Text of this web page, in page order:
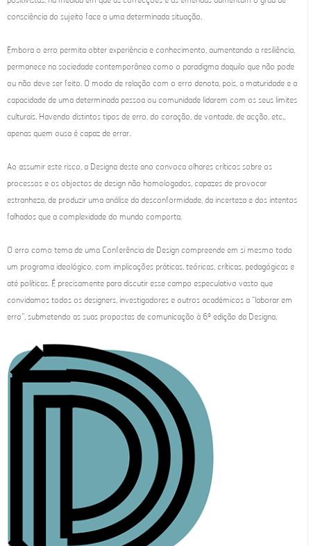
consciência do sujeito face a uma determinada situação.
Embora o erro permita obter experiência e conhecimento, aumentando a resiliência,
permanece na sociedade contemporânea como o paradigma daquilo que não pode
ou não deve ser feito. O modo de relação com o erro denota, pois, a maturidade e a
capacidade de uma determinada pessoa ou comunidade lidarem com os seus limites
culturais. Havendo distintos tipos de erro, do coração, de vontade, de acção, etc.,
apenas quem ousa é capaz de errar.
Ao assumir este risco, a Designa deste ano convoca olhares críticos sobre os
processos e os objectos de design não homologados, capazes de provocar
estranheza, de produzir uma análise da desconformidade, da incerteza e dos intentos
falhados que a complexidade do mundo comporta.
O erro como tema de uma Conferência de Design compreende em si mesmo todo
um programa ideológico, com implicações práticas, teóricas, críticas, pedagógicas e
até políticas. É precisamente para discutir esse campo especulativo vasto que
convidamos todos os designers, investigadores e outros académicos a “laborar em
erro”, submetendo as suas propostas de comunicação à 6ª edição da Designa.